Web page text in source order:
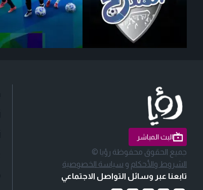
البث المباشر
جميع الحقوق محفوظة رؤيا ©
الشروط والأحكام و سياسة الخصوصية
تابعنا عبر وسائل التواصل الاجتماعي